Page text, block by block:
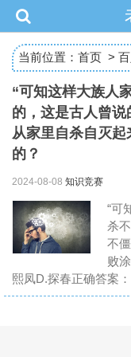
当前位置： 首页 >
“可知这样大族人
的，这是古人曾说
从家里自杀自灭
的？
2024-08-08 知识竞赛
“可
杀
不
败
熙凤D.探春正确答案